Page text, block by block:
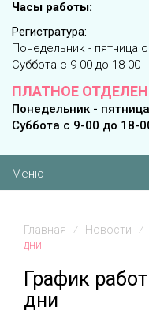
Часы работы:
Регистратура:
Понедельник - пятница
Суббота с 9-00 до 18-00
ПЛАТНОЕ
Понедельник -
Суббота с 9-00 до 18-
Меню
Главная ⁄ Новости ⁄
дни
График
дни